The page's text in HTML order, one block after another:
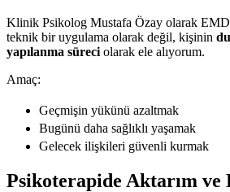
Klinik Psikolog Mustafa Özay olarak
teknik bir uygulama olarak değil, kişinin
yapılanma süreci olarak ele alıyorum.
Amaç:
Geçmişin yükünü azaltmak
Bugünü daha sağlıklı yaşamak
Gelecek ilişkileri güvenli kurmak
Psikoterapide Aktarım ve